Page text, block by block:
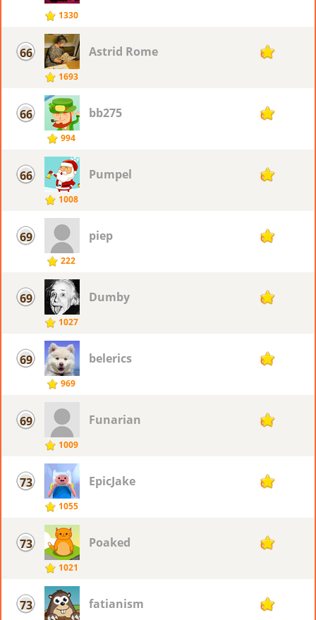
1330
66
1693
Astrid Rome 67
66
994
bb275 67
66
1008
Pumpel 67
69
222
piep 66
69
1027
Dumby 66
69
969
belerics 66
69
1009
Funarian 66
73
1055
EpicJake 65
73
1021
Poaked 65
73 fatianism 65